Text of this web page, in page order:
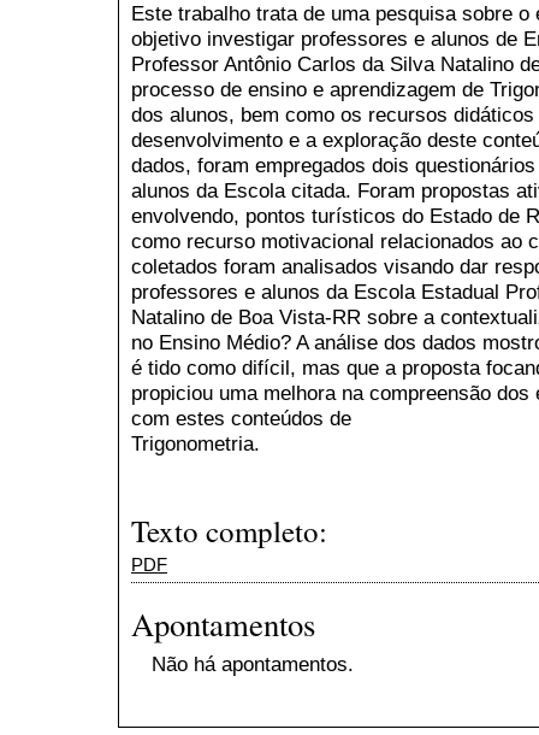
Este trabalho trata de uma pesquisa sobre
objetivo investigar professores e alunos de
Professor Antônio Carlos da Silva Natalino
processo de ensino e aprendizagem de
dos alunos, bem como os recursos
desenvolvimento e a exploração deste
dados, foram empregados dois
alunos da Escola citada. Foram propostas
envolvendo, pontos turísticos do Estado de
como recurso motivacional relacionados ao
coletados foram analisados visando dar
professores e alunos da Escola Estadual
Natalino de Boa Vista-RR sobre a
no Ensino Médio? A análise dos dados
é tido como difícil, mas que a proposta
propiciou uma melhora na compreensão
com estes conteúdos de
Trigonometria.
Texto completo:
PDF
Apontamentos
Não há apontamentos.